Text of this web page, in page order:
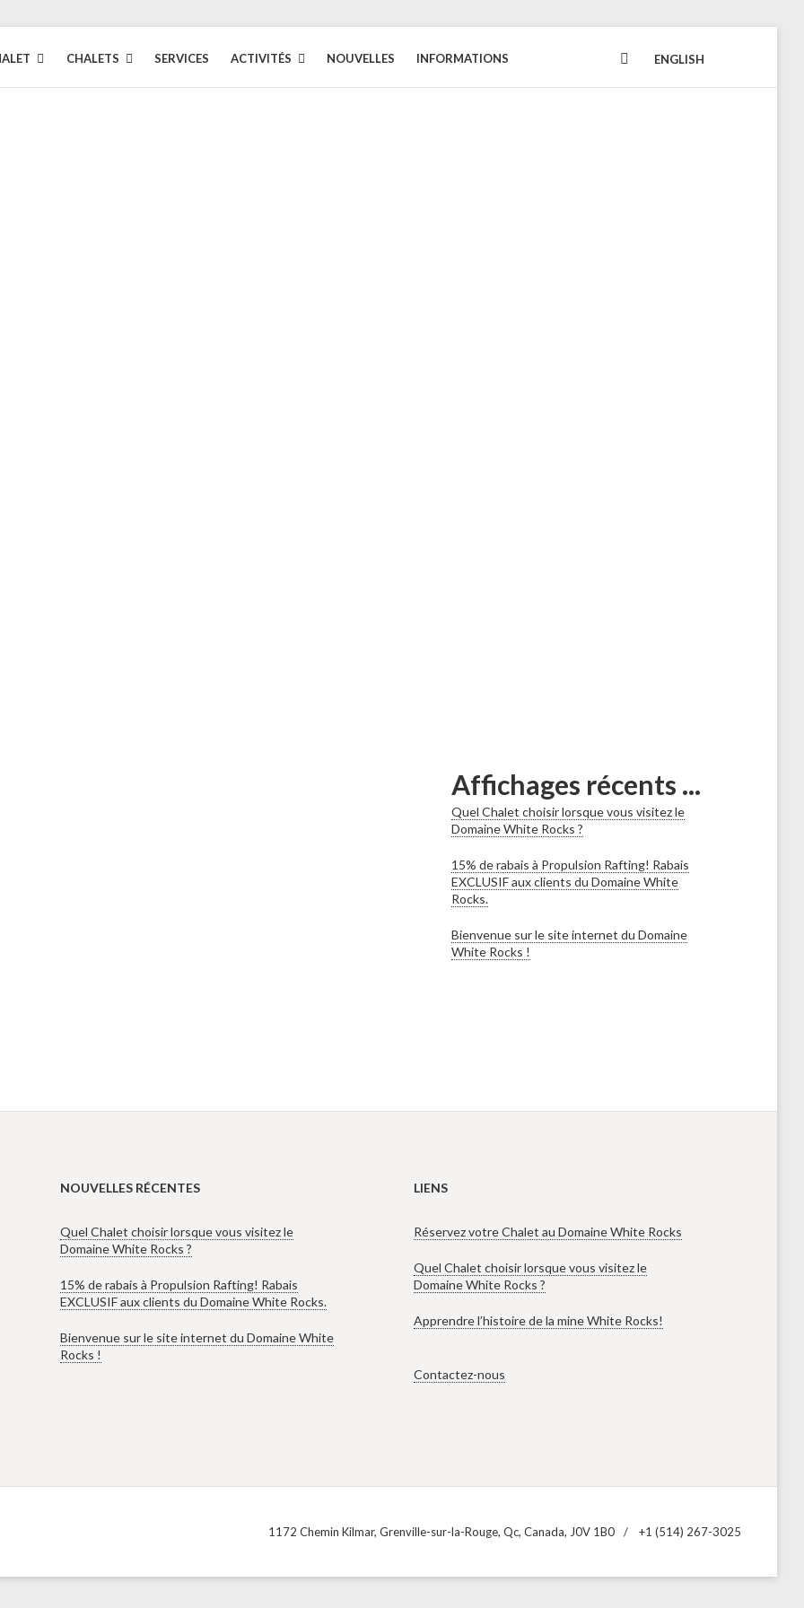
CHALETS SERVICES ACTIVITÉS NOUVELLES INFORMATIONS FACEBOOK
ENGLISH
Affichages récents ...
Quel Chalet choisir lorsque vous visitez le
Domaine White Rocks ?
15% de rabais à Propulsion Rafting! Rabais
EXCLUSIF aux clients du Domaine White
Rocks.
Bienvenue sur le site internet du Domaine
White Rocks !
NOUVELLES RÉCENTES
Quel Chalet choisir lorsque vous visitez le
Domaine White Rocks ?
15% de rabais à Propulsion Rafting! Rabais
EXCLUSIF aux clients du Domaine White Rocks.
Bienvenue sur le site internet du Domaine White
Rocks !
LIENS
Réservez votre Chalet au Domaine White Rocks
Quel Chalet choisir lorsque vous visitez le
Domaine White Rocks ?
Apprendre l’histoire de la mine White Rocks!
Contactez-nous
1172 Chemin Kilmar, Grenville-sur-la-Rouge, Qc, Canada, J0V 1B0 +1 (514) 267-3025